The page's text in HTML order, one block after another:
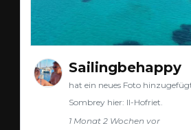
Sailingbehappy
hat ein neues Foto
Sombrey hier: Il-Hofriet.
1 Monat 2 Wochen vor